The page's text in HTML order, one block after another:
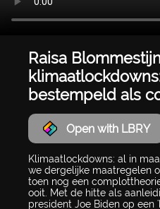
Raisa
bestempeld als
Open with LBRY
Klimaatlockdowns: al in
we dergelijke maatregelen
toen nog een
ooit. Met de hitte als
president Joe Biden op een